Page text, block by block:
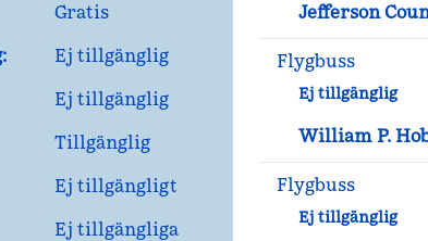
Gratis
Ej tillgänglig
Ej tillgänglig
Tillgänglig
Ej tillgängligt
Ej tillgängliga
Jefferson
Flygbuss
Ej tillgänglig
William P.
Flygbuss
Ej tillgänglig